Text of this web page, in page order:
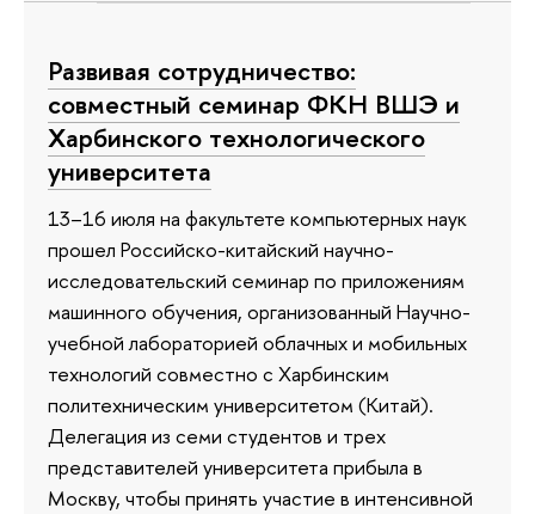
Развивая сотрудничество:
совместный семинар ФКН ВШЭ и
Харбинского технологического
университета
13–16 июля на факультете компьютерных наук
прошел Российско-китайский научно-
исследовательский семинар по приложениям
машинного обучения, организованный Научно-
учебной лабораторией облачных и мобильных
технологий совместно с Харбинским
политехническим университетом (Китай).
Делегация из семи студентов и трех
представителей университета прибыла в
Москву, чтобы принять участие в интенсивной